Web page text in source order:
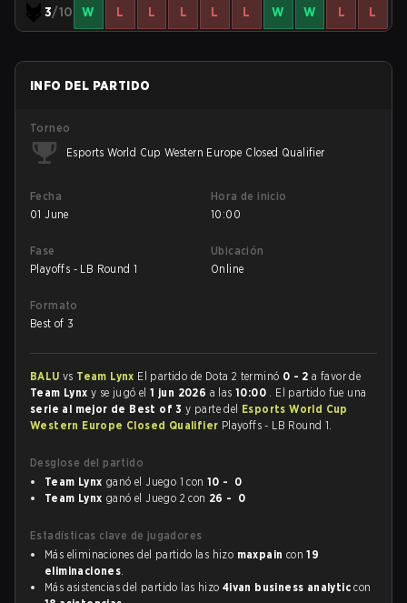
3/10 W L L L L L W W L L
INFO DEL PARTIDO
Torneo
Esports World Cup Western Europe Closed Qualifier
Fecha
01 June
Hora de inicio
10:00
Fase
Playoffs - LB Round 1
Ubicación
Online
Formato
Best of 3
BALU vs Team Lynx El partido de Dota 2 terminó 0 - 2 a favor de
Team Lynx y se jugó el1 jun 2026 a las10:00 . El partido fue una
serie al mejor de Best of 3y parte del Esports World Cup
Western Europe Closed Qualifier Playoffs - LB Round 1.
Desglose del partido
Team Lynx ganó el Juego 1 con10 - 0
Team Lynx ganó el Juego 2 con 26 - 0
Estadísticas clave de jugadores
Más eliminaciones del partido las hizo maxpain con19
eliminaciones.
Más asistencias del partido las hizo 4ivan business analytic con